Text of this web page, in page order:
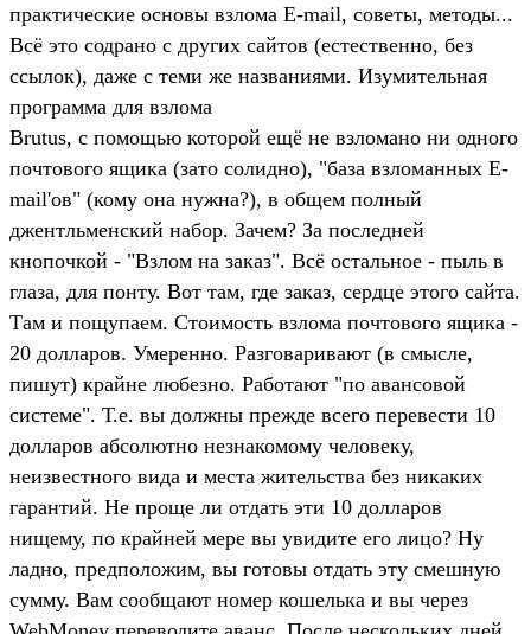
практические основы взлома E-mail, советы, методы...
Всё это содрано с других сайтов (естественно, без
ссылок), даже с теми же названиями. Изумительная
программа для взлома
Brutus, с помощью которой ещё не взломано ни одного
почтового ящика (зато солидно), "база взломанных E-
mail'ов" (кому она нужна?), в общем полный
джентльменский набор. Зачем? За последней
кнопочкой - "Взлом на заказ". Всё остальное - пыль в
глаза, для понту. Вот там, где заказ, сердце этого сайта.
Там и пощупаем. Стоимость взлома почтового ящика -
20 долларов. Умеренно. Разговаривают (в смысле,
пишут) крайне любезно. Работают "по авансовой
системе". Т.е. вы должны прежде всего перевести 10
долларов абсолютно незнакомому человеку,
неизвестного вида и места жительства без никаких
гарантий. Не проще ли отдать эти 10 долларов
нищему, по крайней мере вы увидите его лицо? Ну
ладно, предположим, вы готовы отдать эту смешную
сумму. Вам сообщают номер кошелька и вы через